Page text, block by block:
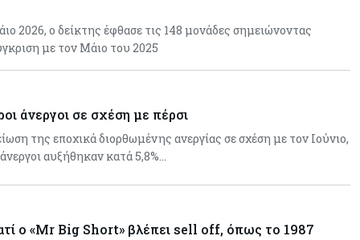
2026, ο δείκτης έφθασε τις 148 μονάδες σημειώνοντας
με τον Μάιο του 2025
άνεργοι σε σχέση με πέρσι
της εποχικά διορθωμένης ανεργίας σε σχέση με τον Ιούνιο,
αυξήθηκαν κατά 5,8%…
ο «Mr Big Short» βλέπει sell off, όπως το 1987